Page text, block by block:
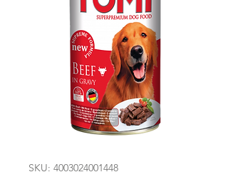
SKU: 4003024001448